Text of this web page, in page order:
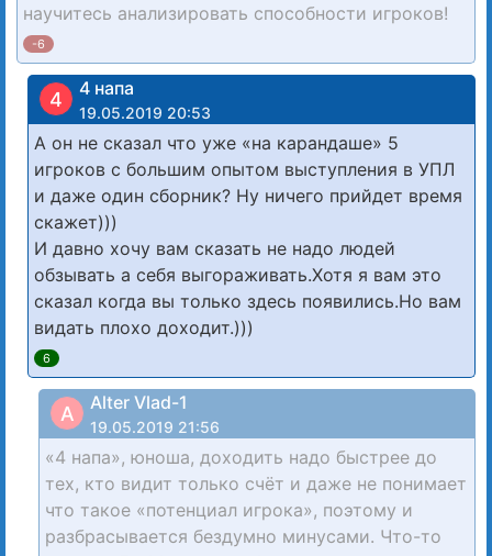
научитесь анализировать способности игроков!
-6
4 4 напа
19.05.2019 20:53
А он не сказал что уже «на карандаше» 5
игроков с большим опытом выступления в УПЛ
и даже один сборник? Ну ничего прийдет время
скажет)))
И давно хочу вам сказать не надо людей
обзывать а себя выгораживать.Хотя я вам это
сказал когда вы только здесь появились.Но вам
видать плохо доходит.)))
6
A Alter Vlad-1
19.05.2019 21:56
«4 напа», юноша, доходить надо быстрее до
тех, кто видит только счёт и даже не понимает
что такое «потенциал игрока», поэтому и
разбрасывается бездумно минусами. Что-то